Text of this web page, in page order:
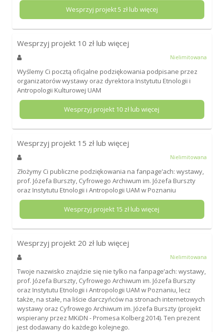
Wesprzyj projekt5 zł lub więcej
Wesprzyj projekt 10 zł lub więcej
Nielimitowana
Wyślemy Ci pocztą oficjalne podziękowania podpisane przez
organizatorów wystawy oraz dyrektora Instytutu Etnologii i
Antropologii Kulturowej UAM
Wesprzyj projekt 10 zł lub więcej
Wesprzyj projekt 15 zł lub więcej
Nielimitowana
Złożymy Ci publiczne podziękowania na fanpage’ach: wystawy,
prof. Józefa Burszty, Cyfrowego Archiwum im. Józefa Burszty
oraz Instytutu Etnologii i Antropologii UAM w Poznaniu
Wesprzyj projekt 15 zł lub więcej
Wesprzyj projekt 20 zł lub więcej
Nielimitowana
Twoje nazwisko znajdzie się nie tylko na fanpage’ach: wystawy,
prof. Józefa Burszty, Cyfrowego Archiwum im. Józefa Burszty
oraz Instytutu Etnologii i Antropologii UAM w Poznaniu, lecz
także, na stałe, na liście darczyńców na stronach internetowych
wystawy oraz Cyfrowego Archiwum im. Józefa Burszty (projekt
wspierany przez MKiDN - Promesa Kolberg 2014). Ten prezent
jest dodawany do każdego kolejnego.